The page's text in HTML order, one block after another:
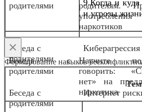
родителями
родителям.
употребления
наркотиков
Беседа с
родителями
Научите
говорить:
нет» на
наркотика
9.Когда и
и угрозы
Беседа с
родителями
Киберагрессия
Беседа с
родителями
Интернет
×
Формирование навыков